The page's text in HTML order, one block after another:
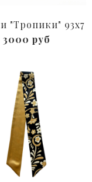
"Тропики" 93х7
3000 руб